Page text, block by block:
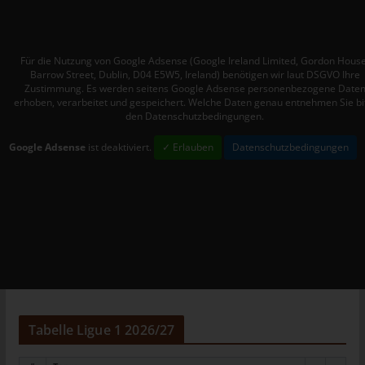
Für die Nutzung von Google Adsense (Google Ireland Limited, Gordon
Barrow Street, Dublin, D04 E5W5, Ireland) benötigen wir laut DSGVO Ihre
Zustimmung. Es werden seitens Google Adsense personenbezogene Daten
erhoben, verarbeitet und gespeichert. Welche Daten genau entnehmen Sie
den Datenschutzbedingungen.
Google Adsense ist deaktiviert. ✓ Erlauben Datenschutzbedingungen
Tabelle Ligue 1 2026/27
Auftragsverarbeiter ist eine natürliche oder juristische Person,
Behörde, Einrichtung oder andere Stelle, die personenbezogene
Daten im Auftrag des Verantwortlichen verarbeitet.
Empfänger ist eine natürliche oder juristische Person, Behörde,
Dritter ist eine natürliche oder juristische Person, Behörde,
Einrichtung oder andere Stelle außer der betroffenen Person,